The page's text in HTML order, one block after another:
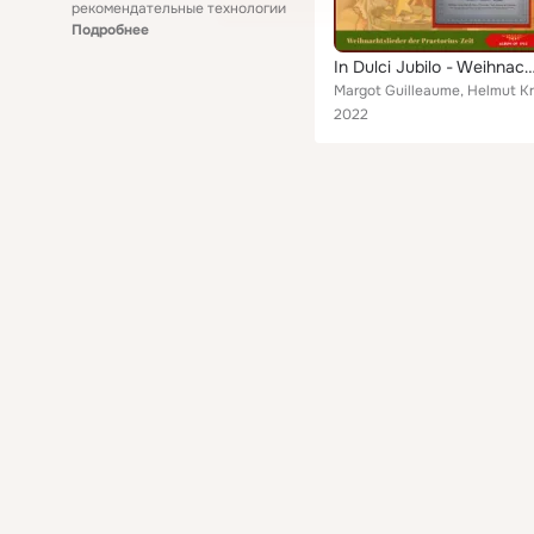
рекомендательные технологии
Подробнее
In Dulci Jubilo - Weihnachtslieder der Praetorius-Zeit (Album of 1962)
2022